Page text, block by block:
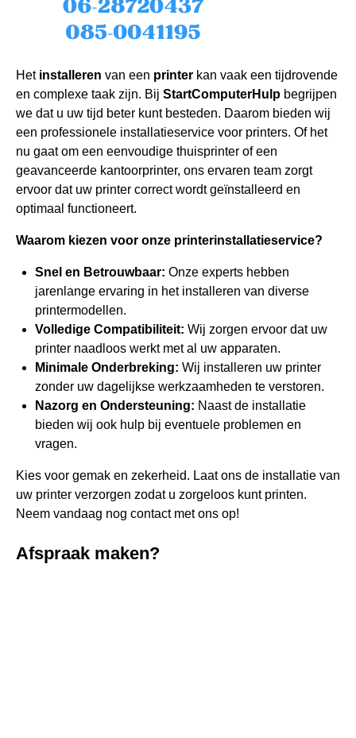
Het installeren van een printer kan vaak een tijdrovende
en complexe taak zijn. Bij StartComputerHulp begrijpen
we dat u uw tijd beter kunt besteden. Daarom bieden wij
een professionele installatieservice voor printers. Of het
nu gaat om een eenvoudige thuisprinter of een
geavanceerde kantoorprinter, ons ervaren team zorgt
ervoor dat uw printer correct wordt geïnstalleerd en
optimaal functioneert.
Waarom kiezen voor onze printerinstallatieservice?
Snel en Betrouwbaar: Onze experts hebben
jarenlange ervaring in het installeren van diverse
printermodellen.
Volledige Compatibiliteit: Wij zorgen ervoor dat uw
printer naadloos werkt met al uw apparaten.
Minimale Onderbreking: Wij installeren uw printer
zonder uw dagelijkse werkzaamheden te verstoren.
Nazorg en Ondersteuning: Naast de installatie
bieden wij ook hulp bij eventuele problemen en
vragen.
Kies voor gemak en zekerheid. Laat ons de installatie van
uw printer verzorgen zodat u zorgeloos kunt printen.
Neem vandaag nog contact met ons op!
Afspraak maken?